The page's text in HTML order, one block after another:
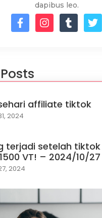
dapibus leo.
affiliate tiktok
2024
terjadi setelah
VT! – 2024/10/27
2024